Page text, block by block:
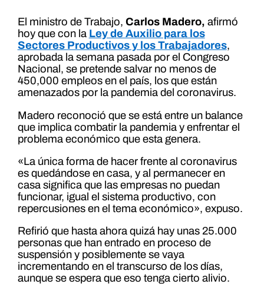
El ministro de Trabajo, Carlos Madero, afirmó
hoy que con la Ley de Auxilio para los
Sectores Productivos y los Trabajadores,
aprobada la semana pasada por el Congreso
Nacional, se pretende salvar no menos de
450,000 empleos en el país, los que están
amenazados por la pandemia del coronavirus.
Madero reconoció que se está entre un balance
que implica combatir la pandemia y enfrentar el
problema económico que esta genera.
«La única forma de hacer frente al coronavirus
es quedándose en casa, y al permanecer en
casa significa que las empresas no puedan
funcionar, igual el sistema productivo, con
repercusiones en el tema económico», expuso.
Refirió que hasta ahora quizá hay unas 25.000
personas que han entrado en proceso de
suspensión y posiblemente se vaya
incrementando en el transcurso de los días,
aunque se espera que eso tenga cierto alivio.